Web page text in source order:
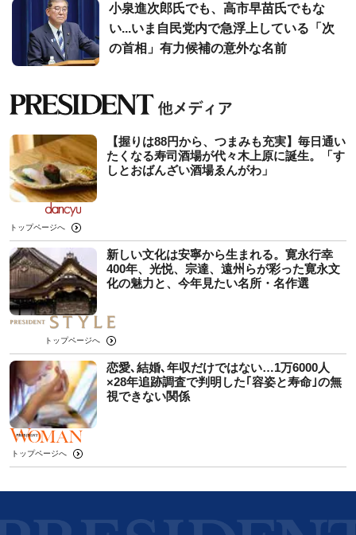
小泉進次郎氏でも、高市早苗氏でもな
い...いま自民党内で急浮上している「次
の首相」有力候補の意外な名前
【握りは88円から、つまみも充実】毎日通い
たくなる寿司酒場が代々木上原に誕生。「す
しとおばんざい酒場ゑんがわ」
トップページへ
新しい文化は安寧から生まれる。寛永行幸
400年、光悦、宗達、遠州らが彩った寛永文
化の魅力と、今年見たい名所・名作選
トップページへ
恋愛､結婚､年収だけではない…1万6000人
×28年追跡調査で判明した｢容姿と寿命｣の無
視できない関係
トップページへ